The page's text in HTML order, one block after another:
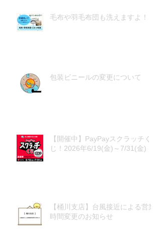
毛布や羽毛布団も洗えますよ！
包装ビニールの変更について
【開催中】PayPayスクラッチく
じ！2026年6/19(金)～7/31(金)
【桶川支店】台風接近による営業
時間変更のお知らせ